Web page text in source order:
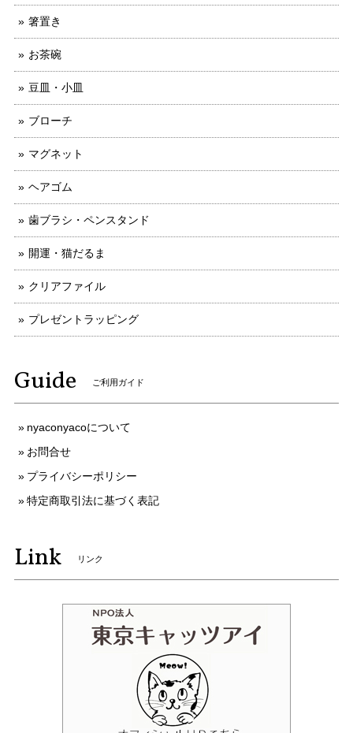
箸置き
お茶碗
豆皿・小皿
ブローチ
マグネット
ヘアゴム
歯ブラシ・ペンスタンド
開運・猫だるま
クリアファイル
プレゼントラッピング
Guide ご利用ガイド
nyaconyacoについて
お問合せ
プライバシーポリシー
特定商取引法に基づく表記
Link リンク